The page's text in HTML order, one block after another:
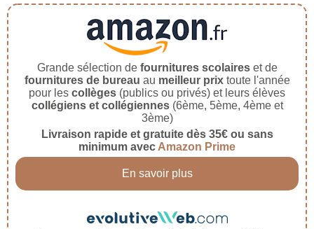
Grande sélection de fournitures scolaireset de
fournitures de bureau au meilleur prixtoute l'année
pour les collèges (publics ou privés) et leurs élèves
collégiens et collégiennes(6ème, 5ème, 4ème et
3ème)
Livraison rapide et gratuite dès 35€ ou sans
minimum avec Amazon Prime
En savoir plus